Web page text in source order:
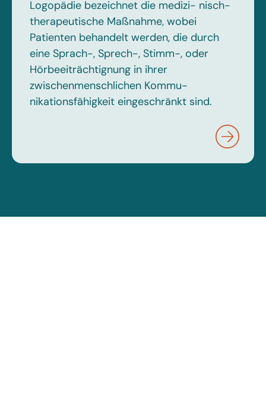
Logopädie bezeichnet die medizi- nisch-
therapeutische Maßnahme, wobei
Patienten behandelt werden, die durch
eine Sprach-, Sprech-, Stimm-, oder
Hörbeeiträchtignung in ihrer
zwischenmenschlichen Kommu-
nikationsfähigkeit eingeschränkt sind.